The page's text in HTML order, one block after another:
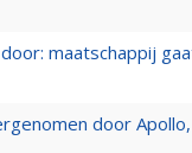
door: maatschappij
door